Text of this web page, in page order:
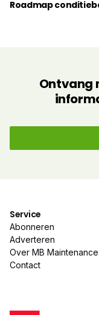
Roadmap
Ontvang
Service
Abonneren
Adverteren
Over MB Maintenance
Contact